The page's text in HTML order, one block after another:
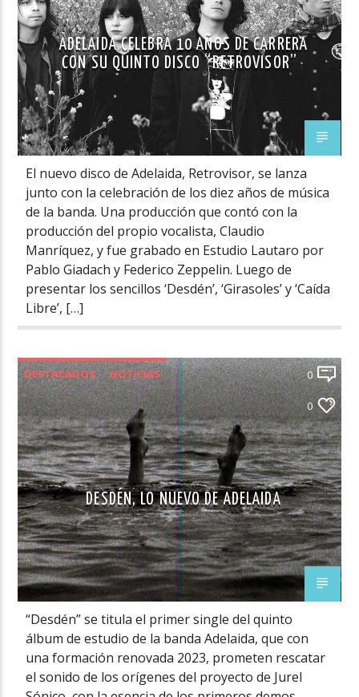
ADELAIDA CELEBRA 10 AÑOS DE CARRERA
CON SU QUINTO DISCO “RETROVISOR”
El nuevo disco de Adelaida, Retrovisor, se lanza
junto con la celebración de los diez años de música
de la banda. Una producción que contó con la
producción del propio vocalista, Claudio
Manríquez, y fue grabado en Estudio Lautaro por
Pablo Giadach y Federico Zeppelin. Luego de
presentar los sencillos ‘Desdén’, ‘Girasoles’ y ‘Caída
Libre’, […]
DESTACADOS
NOTICIAS
NOVEDADES MÚSICA CHILENA
0
0
DESDÉN, LO NUEVO DE ADELAIDA
“Desdén” se titula el primer single del quinto
álbum de estudio de la banda Adelaida, que con
una formación renovada 2023, prometen rescatar
el sonido de los orígenes del proyecto de Jurel